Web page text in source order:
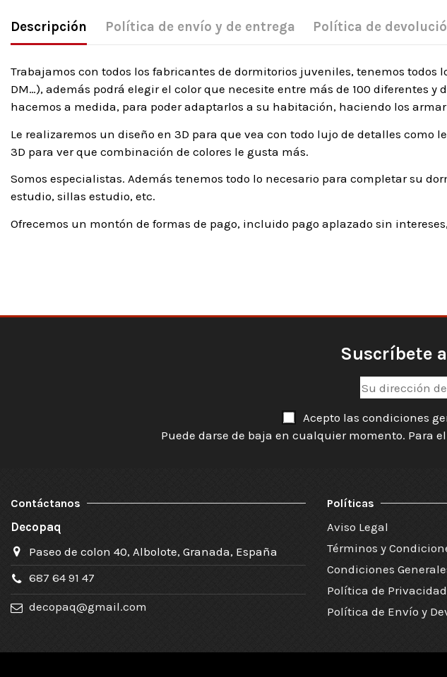
Descripción Política de envío y de entrega Política de
Trabajamos con todos los fabricantes de dormitorios juveniles, tenemos
DM…), además podrá elegir el color que necesite entre más de 100 diferentes
hacemos a medida, para poder adaptarlos a su habitación, haciendo los
Le realizaremos un diseño en 3D para que vea con todo lujo de detalles
3D para ver que combinación de colores le gusta más.
Somos especialistas. Además tenemos todo lo necesario para completar su
estudio, sillas estudio, etc.
Ofrecemos un montón de formas de pago, incluido pago aplazado sin
Suscríbete
Acepto las condiciones
Puede darse de baja en cualquier momento. Para
Contáctanos
Decopaq
Paseo de colon 40, Albolote, Granada, España
687 64 91 47
decopaq@gmail.com
Políticas
Aviso Legal
Términos y
Condiciones
Política de Privacidad
Política de Envío y